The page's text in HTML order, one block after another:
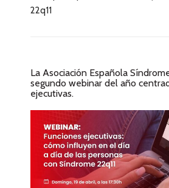
22q11
La Asociación Española
segundo webinar del año
ejecutivas.